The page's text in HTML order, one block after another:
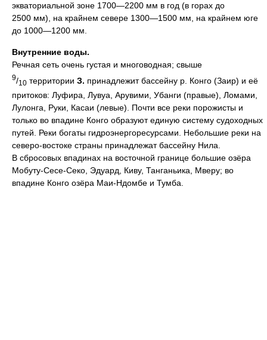
экваториальной зоне 1700—2200 мм в год (в горах до
2500 мм), на крайнем севере 1300—1500 мм, на крайнем юге
до 1000—1200 мм.
Внутренние воды.
Речная сеть очень густая и многоводная; свыше
9/10 территории З. принадлежит бассейну р. Конго (Заир) и её
притоков: Луфира, Лувуа, Арувими, Убанги (правые), Ломами,
Лулонга, Руки, Касаи (левые). Почти все реки порожисты и
только во впадине Конго образуют единую систему судоходных
путей. Реки богаты гидроэнергоресурсами. Небольшие реки на
северо-востоке страны принадлежат бассейну Нила.
В сбросовых впадинах на восточной границе большие озёра
Мобуту-Сесе-Секо, Эдуард, Киву, Танганьика, Мверу; во
впадине Конго озёра Маи-Ндомбе и Тумба.